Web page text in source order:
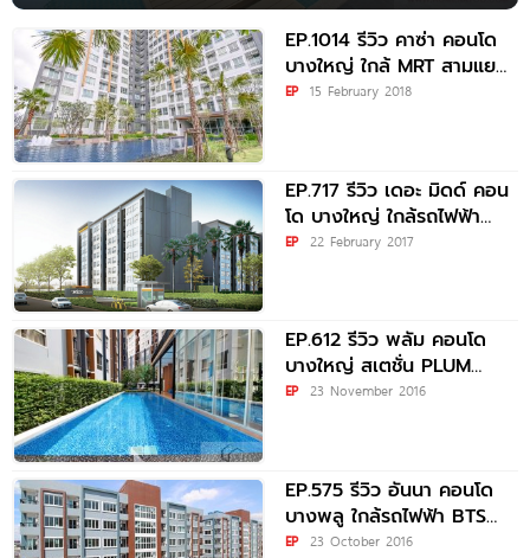
EP.1014 รีวิว คาซ่า คอนโด
บางใหญ่ ใกล้ MRT สามแยก
บางใหญ่
EP 15 February 2018
EP.717 รีวิว เดอะ มิดด์ คอน
โด บางใหญ่ ใกล้รถไฟฟ้า
MRT ตลาดบางใหญ่ เริ่มต้น
EP 22 February 2017
EP.612 รีวิว พลัม คอนโด
บางใหญ่ สเตชั่น PLUM
CONDO BANGYAI
EP 23 November 2016
EP.575 รีวิว อันนา คอนโด
บางพลู ใกล้รถไฟฟ้า BTS
บางพลู เริ่มต้นเพียง 1.29
EP 23 October 2016